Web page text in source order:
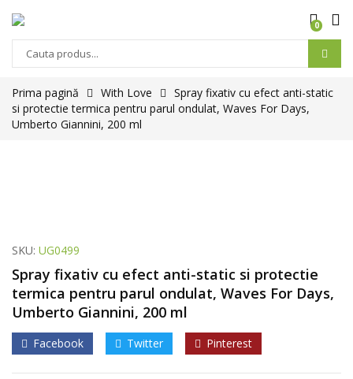
0
Prima pagină With Love
Spray fixativ cu efect anti-static
si protectie termica pentru parul ondulat, Waves For Days,
Umberto Giannini, 200 ml
SKU: UG0499
Spray fixativ cu efect anti-static si protectie
termica pentru parul ondulat, Waves For Days,
Umberto Giannini, 200 ml
Facebook Twitter Pinterest